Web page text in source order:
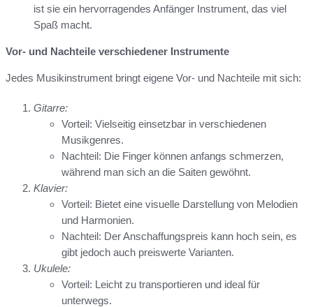
ist sie ein hervorragendes Anfänger Instrument, das viel
Spaß macht.
Vor- und Nachteile verschiedener Instrumente
Jedes Musikinstrument bringt eigene Vor- und Nachteile mit sich:
Gitarre:
Vorteil: Vielseitig einsetzbar in verschiedenen
Musikgenres.
Nachteil: Die Finger können anfangs schmerzen,
während man sich an die Saiten gewöhnt.
Klavier:
Vorteil: Bietet eine visuelle Darstellung von Melodien
und Harmonien.
Nachteil: Der Anschaffungspreis kann hoch sein, es
gibt jedoch auch preiswerte Varianten.
Ukulele:
Vorteil: Leicht zu transportieren und ideal für
unterwegs.